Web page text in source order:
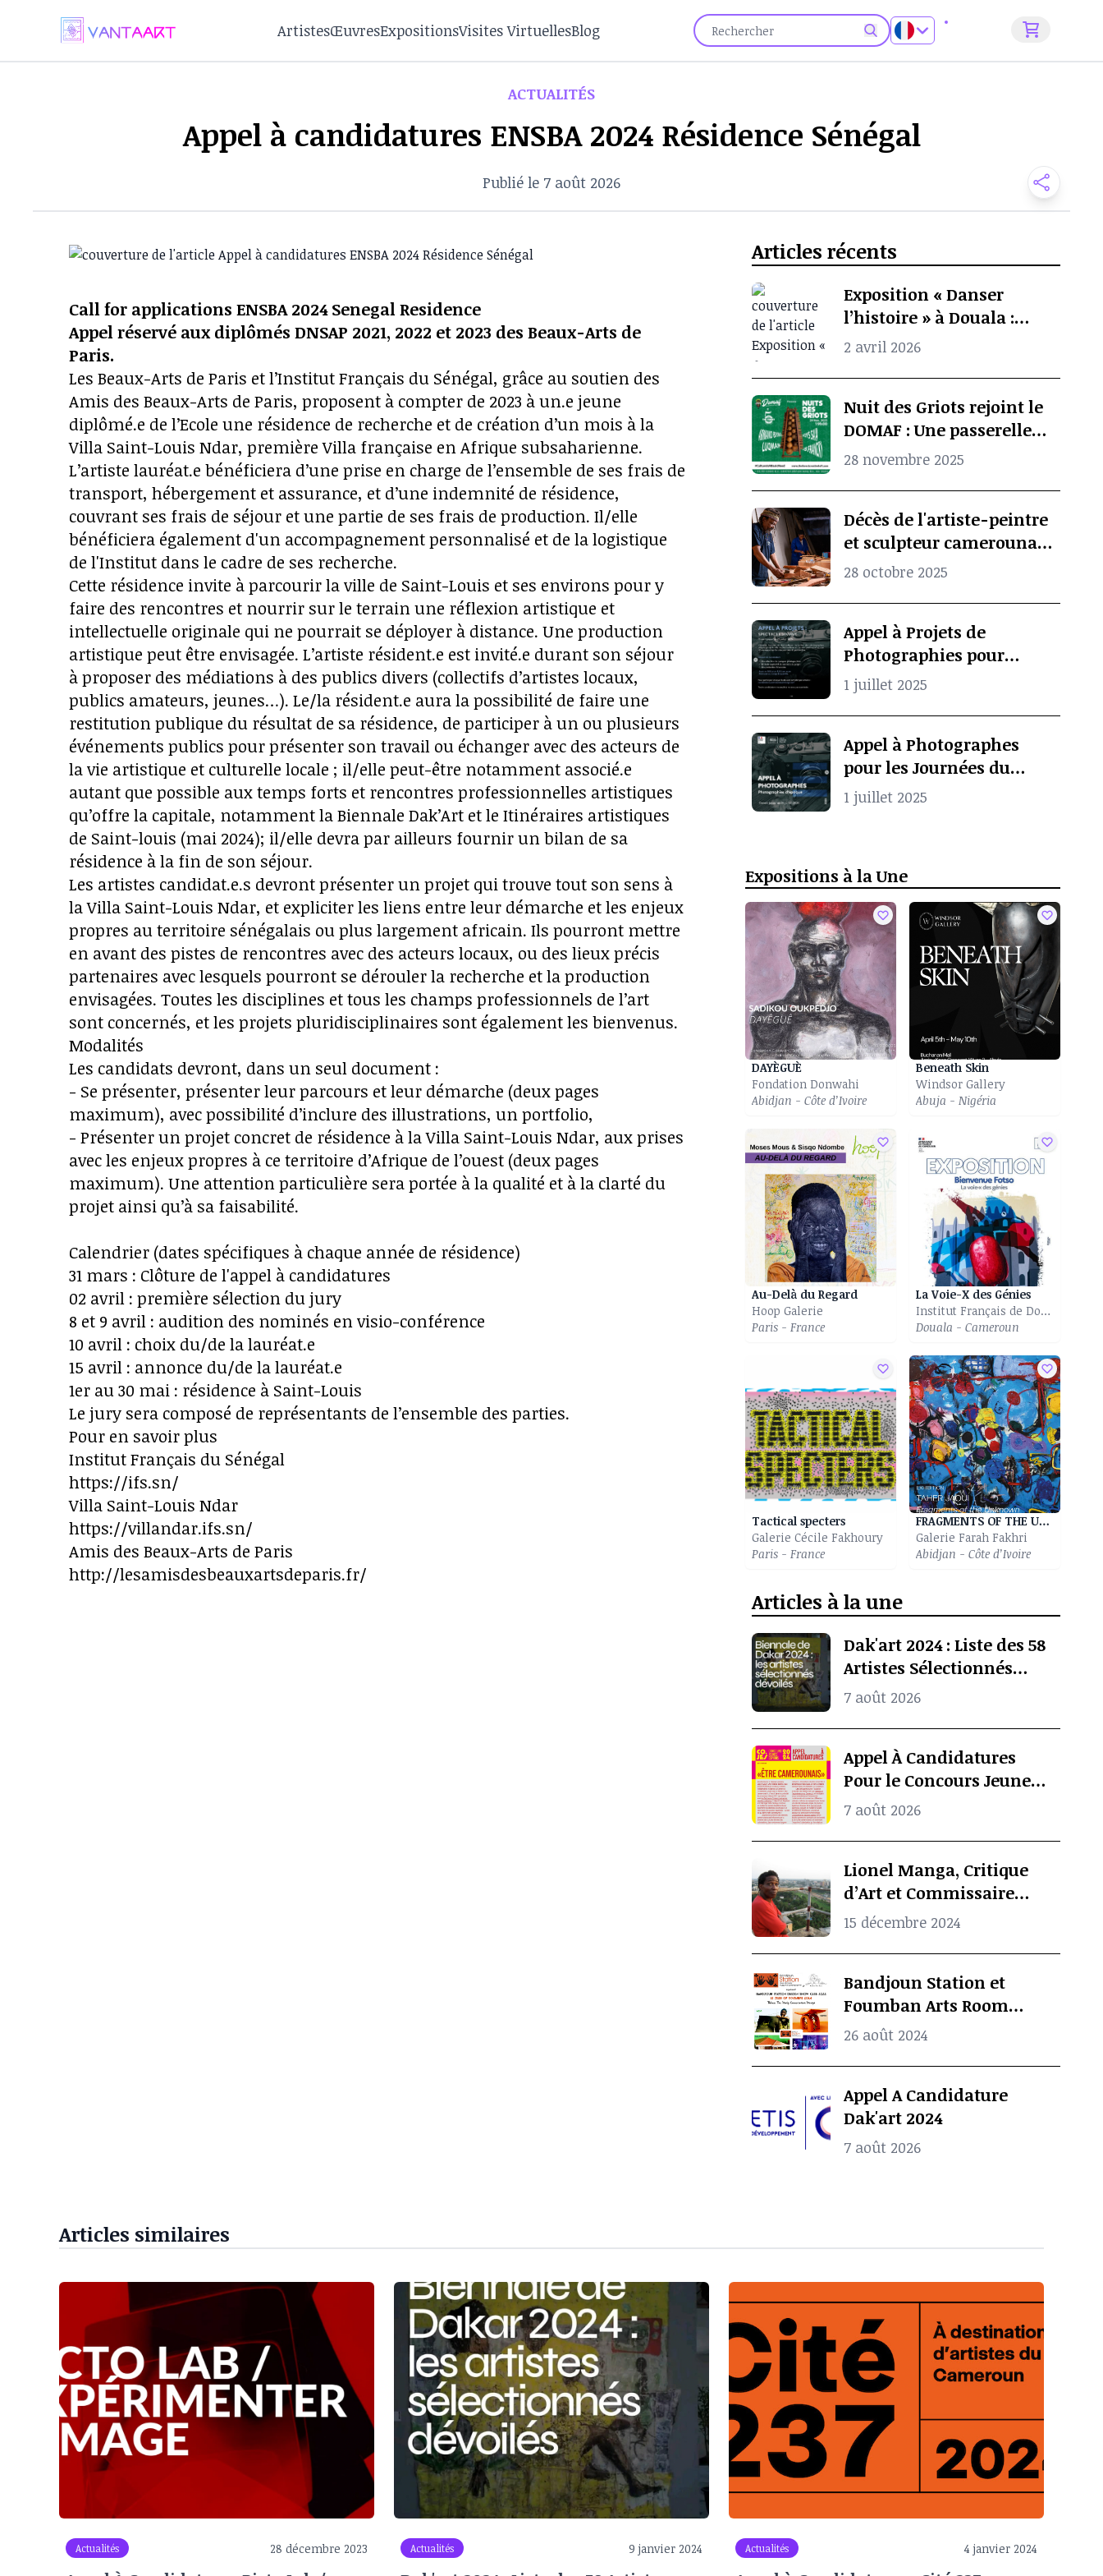
ArtistesŒuvresExpositionsVisites VirtuellesBlog
ACTUALITÉS
Appel à candidatures ENSBA 2024 Résidence Sénégal
Publié le 7 août 2026
Call for applications ENSBA 2024 Senegal Residence
Appel réservé aux diplômés DNSAP 2021, 2022 et 2023 des Beaux-Arts de
Paris.
Les Beaux-Arts de Paris et l’Institut Français du Sénégal, grâce au soutien des
Amis des Beaux-Arts de Paris, proposent à compter de 2023 à un.e jeune
diplômé.e de l’Ecole une résidence de recherche et de création d’un mois à la
Villa Saint-Louis Ndar, première Villa française en Afrique subsaharienne.
L’artiste lauréat.e bénéficiera d’une prise en charge de l’ensemble de ses frais de
transport, hébergement et assurance, et d’une indemnité de résidence,
couvrant ses frais de séjour et une partie de ses frais de production. Il/elle
bénéficiera également d'un accompagnement personnalisé et de la logistique
de l'Institut dans le cadre de ses recherche.
Cette résidence invite à parcourir la ville de Saint-Louis et ses environs pour y
faire des rencontres et nourrir sur le terrain une réflexion artistique et
intellectuelle originale qui ne pourrait se déployer à distance. Une production
artistique peut être envisagée. L’artiste résident.e est invité.e durant son séjour
à proposer des médiations à des publics divers (collectifs d’artistes locaux,
publics amateurs, jeunes…). Le/la résident.e aura la possibilité de faire une
restitution publique du résultat de sa résidence, de participer à un ou plusieurs
événements publics pour présenter son travail ou échanger avec des acteurs de
la vie artistique et culturelle locale ; il/elle peut-être notamment associé.e
autant que possible aux temps forts et rencontres professionnelles artistiques
qu’offre la capitale, notamment la Biennale Dak’Art et le Itinéraires artistiques
de Saint-louis (mai 2024); il/elle devra par ailleurs fournir un bilan de sa
résidence à la fin de son séjour.
Les artistes candidat.e.s devront présenter un projet qui trouve tout son sens à
la Villa Saint-Louis Ndar, et expliciter les liens entre leur démarche et les enjeux
propres au territoire sénégalais ou plus largement africain. Ils pourront mettre
en avant des pistes de rencontres avec des acteurs locaux, ou des lieux précis
partenaires avec lesquels pourront se dérouler la recherche et la production
envisagées. Toutes les disciplines et tous les champs professionnels de l’art
sont concernés, et les projets pluridisciplinaires sont également les bienvenus.
Modalités
Les candidats devront, dans un seul document :
- Se présenter, présenter leur parcours et leur démarche (deux pages
maximum), avec possibilité d’inclure des illustrations, un portfolio,
- Présenter un projet concret de résidence à la Villa Saint-Louis Ndar, aux prises
avec les enjeux propres à ce territoire d’Afrique de l’ouest (deux pages
maximum). Une attention particulière sera portée à la qualité et à la clarté du
projet ainsi qu’à sa faisabilité.
Calendrier (dates spécifiques à chaque année de résidence)
31 mars : Clôture de l'appel à candidatures
02 avril : première sélection du jury
8 et 9 avril : audition des nominés en visio-conférence
10 avril : choix du/de la lauréat.e
15 avril : annonce du/de la lauréat.e
1er au 30 mai : résidence à Saint-Louis
Le jury sera composé de représentants de l’ensemble des parties.
Pour en savoir plus
Institut Français du Sénégal
https://ifs.sn/
Villa Saint-Louis Ndar
https://villandar.ifs.sn/
Amis des Beaux-Arts de Paris
http://lesamisdesbeauxartsdeparis.fr/
Articles récents
Exposition « Danser
l’histoire » à Douala :
quand l’archive
mémoire culturelle
africaine
2 avril 2026
Nuit des Griots rejoint le
DOMAF : Une passerelle
entre Douala et Marseille
28 novembre 2025
Décès de l'artiste-peintre
et sculpteur camerounais
Koko Komegne, le père de
camerounais
28 octobre 2025
Appel à Projets de
Photographies pour
Spectacle Vivant
1 juillet 2025
Appel à Photographes
pour les Journées du
Patrimoine à Pointe-
Noire
1 juillet 2025
Expositions à la Une
DAYÈGUÈ
Fondation Donwahi
Abidjan - Côte d’Ivoire
Beneath Skin
Windsor Gallery
Abuja - Nigéria
Au-Delà du Regard
Hoop Galerie
Paris - France
La Voie-X des Génies
Institut Français de Douala
Douala - Cameroun
Tactical specters
Galerie Cécile Fakhoury
Paris - France
FRAGMENTS OF THE UNKNOWN
Galerie Farah Fakhri
Abidjan - Côte d’Ivoire
Articles à la une
Dak'art 2024 : Liste des 58
Artistes Sélectionnés
Pour l’Exposition
Biennale De Dakar
7 août 2026
Appel À Candidatures
Pour le Concours Jeunes
Espoirs 2024 (COJES)
7 août 2026
Lionel Manga, Critique
d’Art et Commissaire
d’Exposition
l’âge de 69 ans
15 décembre 2024
Bandjoun Station et
Foumban Arts Room
Présentent le Badjoun
2024
26 août 2024
Appel A Candidature
Dak'art 2024
7 août 2026
Articles similaires
Actualités 28 décembre 2023 Actualités 9 janvier 2024 Actualités 4 janvier 2024